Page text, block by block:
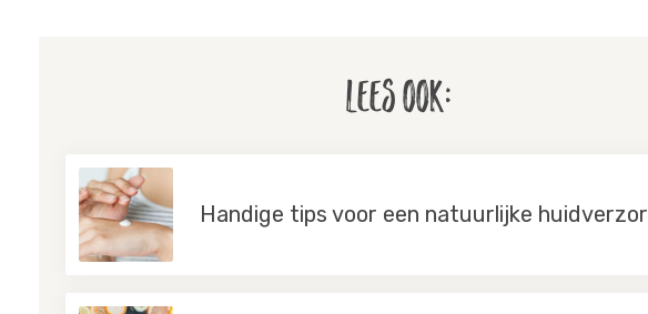
Lees ook:
Handige tips voor een natuurlijke